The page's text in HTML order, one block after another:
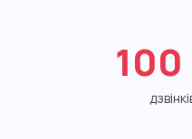
Голосове привітання
Сервіс
100